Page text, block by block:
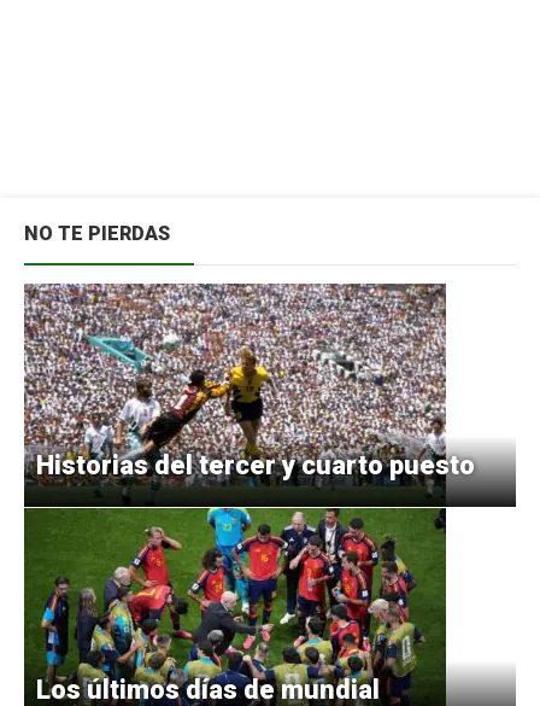
NO TE PIERDAS
Historias del tercer y cuarto puesto
Los últimos días de mundial